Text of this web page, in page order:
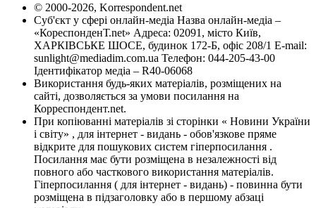
© 2000-2026, Korrespondent.net
Суб'єкт у сфері онлайн-медіа Назва онлайн-медіа –
«КореспонденТ.net» Адреса: 02091, місто Київ,
ХАРКІВСЬКЕ ШОСЕ, будинок 172-Б, офіс 208/1 E-mail:
sunlight@mediadim.com.ua Телефон: 044-205-43-00
Ідентифікатор медіа – R40-06068
Використання будь-яких матеріалів, розміщених на
сайті, дозволяється за умови посилання на
Корреспондент.net.
При копіюванні матеріалів зі сторінки « Новини України
і світу» , для інтернет - видань - обов'язкове пряме
відкрите для пошукових систем гіперпосилання .
Посилання має бути розміщена в незалежності від
повного або часткового використання матеріалів.
Гіперпосилання ( для інтернет - видань) - повинна бути
розміщена в підзаголовку або в першому абзаці